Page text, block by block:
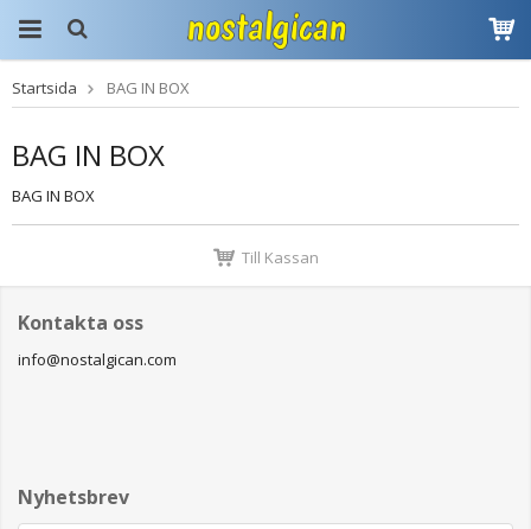
tillagd i varukorgen
Startsida BAG IN BOX
BAG IN BOX
BAG IN BOX
Till Kassan
Kontakta oss
info@nostalgican.com
Nyhetsbrev